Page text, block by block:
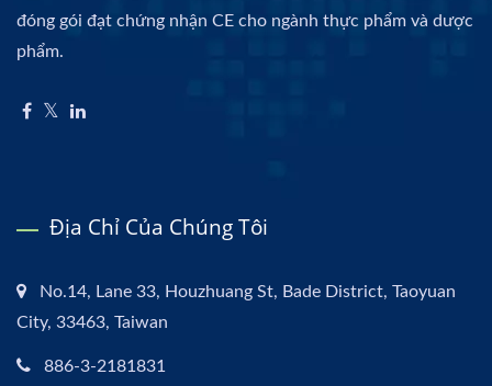
đóng gói đạt chứng nhận CE cho ngành thực phẩm và dược
phẩm.
Địa Chỉ Của Chúng Tôi
No.14, Lane 33, Houzhuang St, Bade District, Taoyuan
City, 33463, Taiwan
886-3-2181831